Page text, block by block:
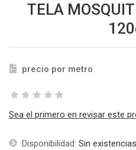
TELA
precio por metro
Sea el primero en revisar este
Disponibilidad: Sin existencias